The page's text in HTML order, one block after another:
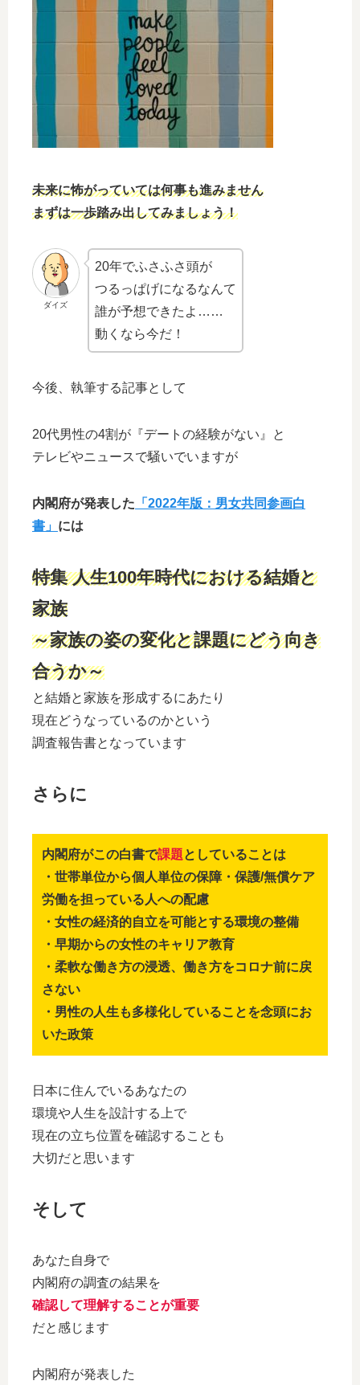
未来に怖がっていては何事も進みません
まずは一歩踏み出してみましょう！
ダイズ
20年でふさふさ頭が
つるっぱげになるなんて
誰が予想できたよ……
動くなら今だ！
今後、執筆する記事として
20代男性の4割が『デートの経験がない』と
テレビやニュースで騒いでいますが
内閣府が発表した 「2022年版：男女共同参画白
書」 には
特集 人生100年時代における結婚と
家族
～家族の姿の変化と課題にどう向き
合うか～
と結婚と家族を形成するにあたり
現在どうなっているのかという
調査報告書となっています
さらに
内閣府がこの白書で課題としていることは
・世帯単位から個人単位の保障・保護/無償ケア
労働を担っている人への配慮
・女性の経済的自立を可能とする環境の整備
・早期からの女性のキャリア教育
・柔軟な働き方の浸透、働き方をコロナ前に戻
さない
・男性の人生も多様化していることを念頭にお
いた政策
日本に住んでいるあなたの
環境や人生を設計する上で
現在の立ち位置を確認することも
大切だと思います
そして
あなた自身で
内閣府の調査の結果を
確認して理解することが重要
だと感じます
内閣府が発表した